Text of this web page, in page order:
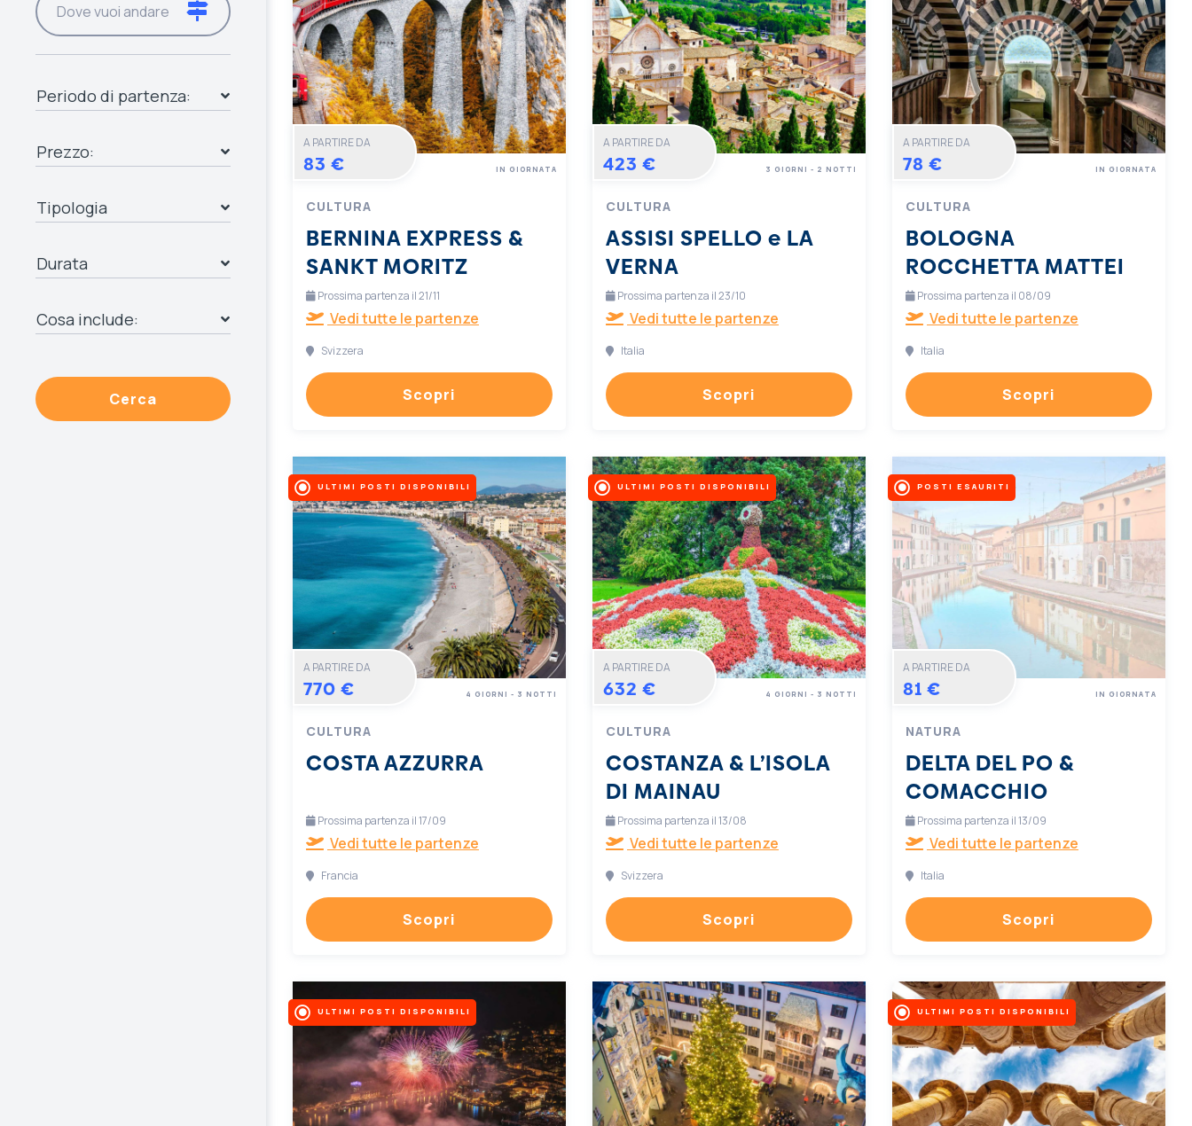
Periodo di partenza:
Prezzo:
Tipologia
Durata
Cosa include:
Cerca
A PARTIRE DA
83 €
CULTURA
BERNINA EXPRESS &
SANKT MORITZ
IN GIORNATA
Prossima partenza il 21/11
Vedi tutte le partenze
Svizzera
Scopri
A PARTIRE DA
423 €
CULTURA
ASSISI SPELLO e LA
VERNA
3 GIORNI - 2 NOTTI
Prossima partenza il 23/10
Vedi tutte le partenze
Italia
Scopri
A PARTIRE DA
78 €
CULTURA
BOLOGNA
ROCCHETTA MATTEI
IN GIORNATA
Prossima partenza il 08/09
Vedi tutte le partenze
Italia
Scopri
ULTIMI POSTI DISPONIBILI
A PARTIRE DA
770 €
CULTURA
COSTA AZZURRA
4 GIORNI - 3 NOTTI
Prossima partenza il 17/09
Vedi tutte le partenze
Francia
Scopri
ULTIMI POSTI DISPONIBILI
A PARTIRE DA
632 €
CULTURA
COSTANZA & L’ISOLA
DI MAINAU
4 GIORNI - 3 NOTTI
Prossima partenza il 13/08
Vedi tutte le partenze
Svizzera
Scopri
POSTI ESAURITI
A PARTIRE DA
81 €
NATURA
DELTA DEL PO &
COMACCHIO
IN GIORNATA
Prossima partenza il 13/09
Vedi tutte le partenze
Italia
Scopri
ULTIMI POSTI DISPONIBILI ULTIMI POSTI DISPONIBILI